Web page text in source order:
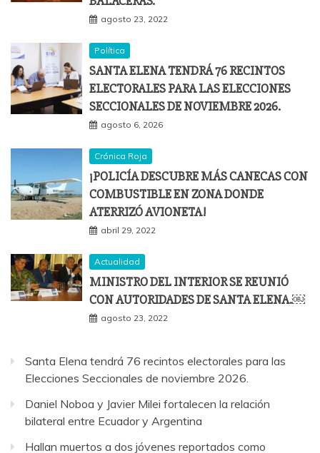
agosto 23, 2022
Política
SANTA ELENA TENDRÁ 76 RECINTOS
ELECTORALES PARA LAS ELECCIONES
SECCIONALES DE NOVIEMBRE 2026.
agosto 6, 2026
Crónica Roja
¡POLICÍA DESCUBRE MÁS CANECAS CON
COMBUSTIBLE EN ZONA DONDE
ATERRIZÓ AVIONETA!
abril 29, 2022
Actualidad
MINISTRO DEL INTERIOR SE REUNIÓ
CON AUTORIDADES DE SANTA ELENA.￼
agosto 23, 2022
Santa Elena tendrá 76 recintos electorales para las
Elecciones Seccionales de noviembre 2026.
Daniel Noboa y Javier Milei fortalecen la relación
bilateral entre Ecuador y Argentina
Hallan muertos a dos jóvenes reportados como